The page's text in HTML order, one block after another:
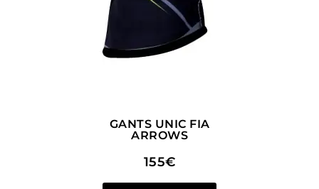
GANTS UNIC FIA
ARROWS
155€